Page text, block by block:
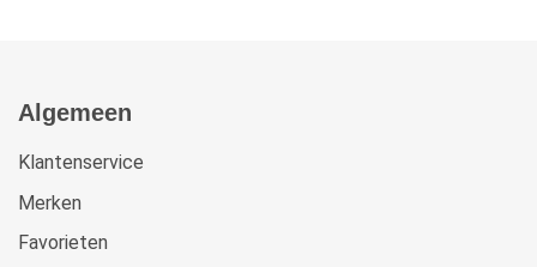
Algemeen
Klantenservice
Merken
Favorieten